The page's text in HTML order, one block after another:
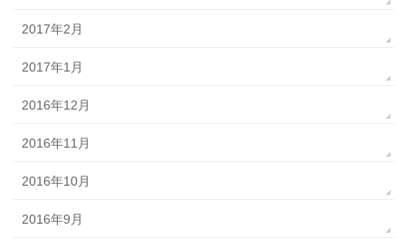
2017年2月
2017年1月
2016年12月
2016年11月
2016年10月
2016年9月